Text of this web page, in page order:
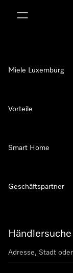
Händlersuche
Miele Luxemburg
Vorteile
Smart Home
Geschäftspartner